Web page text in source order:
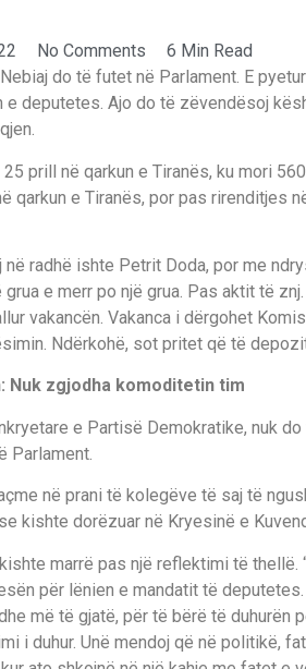
No Comments
6 Min Read
do të futet në Parlament. E
e deputetes. Ajo do të zëvendësoj
prill në qarkun e Tiranës, ku mori
qarkun e Tiranës, por pas rirenditjes
në radhë ishte Petrit Doda, por me
e merr po një grua. Pas aktit të
vakancën. Vakanca i dërgohet
Ndërkohë, sot pritet që të
Nuk zgjodha komoditetin tim
e Partisë Demokratike, nuk
Parlament.
në prani të kolegëve të saj të
kishte dorëzuar në Kryesinë e
marrë pas një reflektimi të
për lënien e mandatit të
më të gjatë, për të bërë të
i duhur. Unë mendoj që në politikë,